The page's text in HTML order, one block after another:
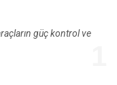
güç kontrol ve